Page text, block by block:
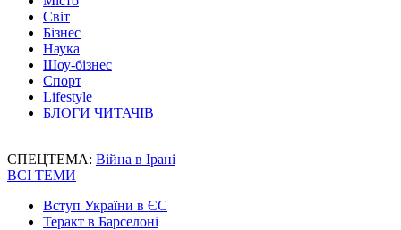
Світ
Бізнес
Наука
Шоу-бізнес
Спорт
Lifestyle
БЛОГИ ЧИТАЧІВ
СПЕЦТЕМА: Війна в Ірані
ВСІ ТЕМИ
Вступ України в ЄС
Теракт в Барселоні